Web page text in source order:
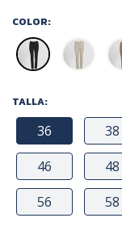
COLOR:
TALLA:
36 38
46
48
56
58